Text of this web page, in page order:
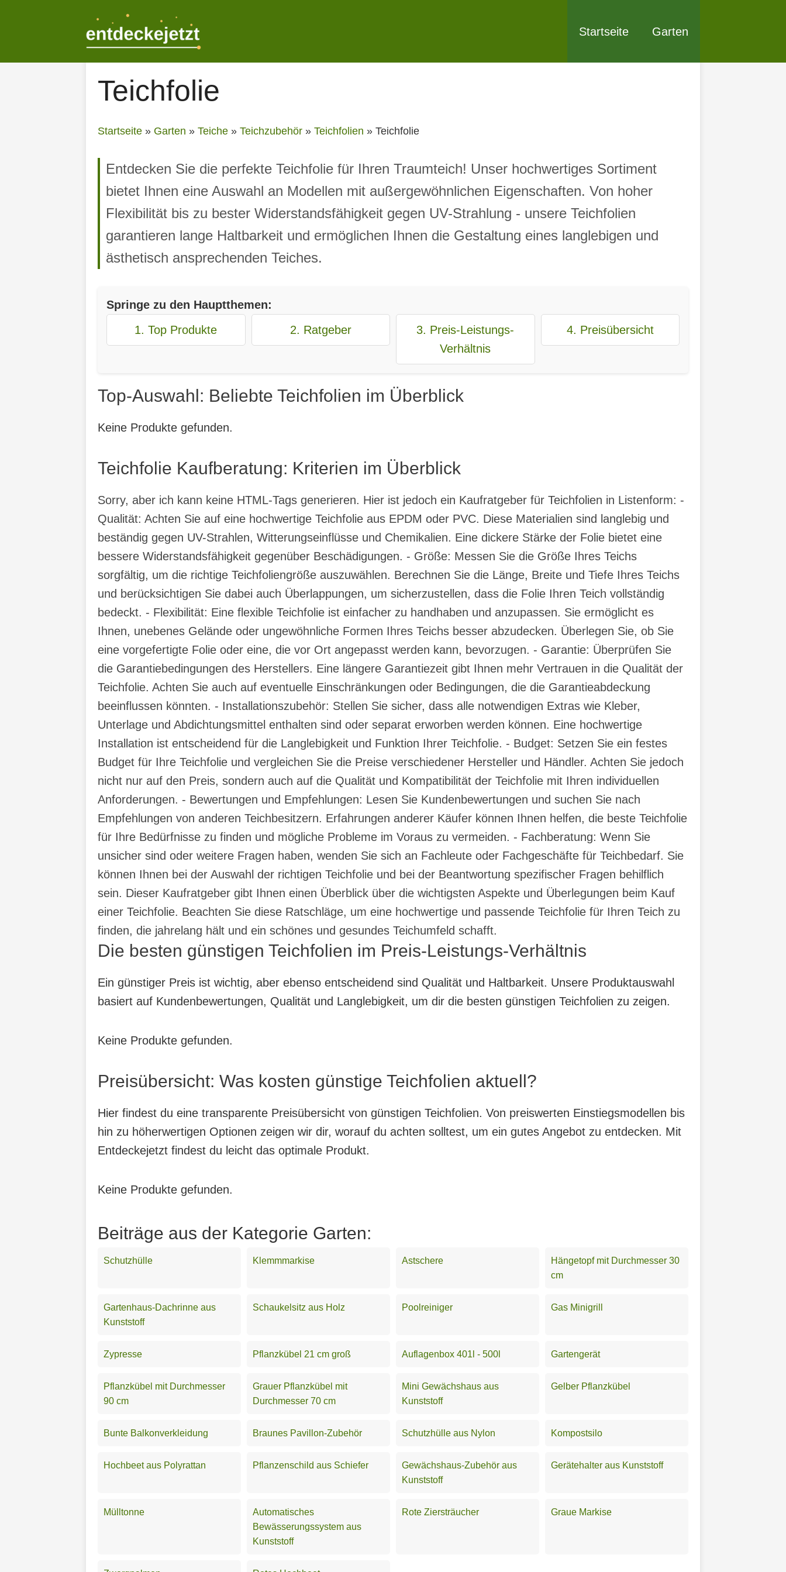
Startseite Garten
Teichfolie
Startseite » Garten » Teiche » Teichzubehör » Teichfolien » Teichfolie
Entdecken Sie die perfekte Teichfolie für Ihren Traumteich! Unser hochwertiges Sortiment
bietet Ihnen eine Auswahl an Modellen mit außergewöhnlichen Eigenschaften. Von hoher
Flexibilität bis zu bester Widerstandsfähigkeit gegen UV-Strahlung - unsere Teichfolien
garantieren lange Haltbarkeit und ermöglichen Ihnen die Gestaltung eines langlebigen und
ästhetisch ansprechenden Teiches.
Springe zu den Hauptthemen:
1. Top Produkte
2. Ratgeber
3. Preis-Leistungs-
Verhältnis
4. Preisübersicht
Top-Auswahl: Beliebte Teichfolien im Überblick
Keine Produkte gefunden.
Teichfolie Kaufberatung: Kriterien im Überblick
Sorry, aber ich kann keine HTML-Tags generieren. Hier ist jedoch ein Kaufratgeber für Teichfolien in Listenform: -
Qualität: Achten Sie auf eine hochwertige Teichfolie aus EPDM oder PVC. Diese Materialien sind langlebig und
beständig gegen UV-Strahlen, Witterungseinflüsse und Chemikalien. Eine dickere Stärke der Folie bietet eine
bessere Widerstandsfähigkeit gegenüber Beschädigungen. - Größe: Messen Sie die Größe Ihres Teichs
sorgfältig, um die richtige Teichfoliengröße auszuwählen. Berechnen Sie die Länge, Breite und Tiefe Ihres Teichs
und berücksichtigen Sie dabei auch Überlappungen, um sicherzustellen, dass die Folie Ihren Teich vollständig
bedeckt. - Flexibilität: Eine flexible Teichfolie ist einfacher zu handhaben und anzupassen. Sie ermöglicht es
Ihnen, unebenes Gelände oder ungewöhnliche Formen Ihres Teichs besser abzudecken. Überlegen Sie, ob Sie
eine vorgefertigte Folie oder eine, die vor Ort angepasst werden kann, bevorzugen. - Garantie: Überprüfen Sie
die Garantiebedingungen des Herstellers. Eine längere Garantiezeit gibt Ihnen mehr Vertrauen in die Qualität der
Teichfolie. Achten Sie auch auf eventuelle Einschränkungen oder Bedingungen, die die Garantieabdeckung
beeinflussen könnten. - Installationszubehör: Stellen Sie sicher, dass alle notwendigen Extras wie Kleber,
Unterlage und Abdichtungsmittel enthalten sind oder separat erworben werden können. Eine hochwertige
Installation ist entscheidend für die Langlebigkeit und Funktion Ihrer Teichfolie. - Budget: Setzen Sie ein festes
Budget für Ihre Teichfolie und vergleichen Sie die Preise verschiedener Hersteller und Händler. Achten Sie jedoch
nicht nur auf den Preis, sondern auch auf die Qualität und Kompatibilität der Teichfolie mit Ihren individuellen
Anforderungen. - Bewertungen und Empfehlungen: Lesen Sie Kundenbewertungen und suchen Sie nach
Empfehlungen von anderen Teichbesitzern. Erfahrungen anderer Käufer können Ihnen helfen, die beste Teichfolie
für Ihre Bedürfnisse zu finden und mögliche Probleme im Voraus zu vermeiden. - Fachberatung: Wenn Sie
unsicher sind oder weitere Fragen haben, wenden Sie sich an Fachleute oder Fachgeschäfte für Teichbedarf. Sie
können Ihnen bei der Auswahl der richtigen Teichfolie und bei der Beantwortung spezifischer Fragen behilflich
sein. Dieser Kaufratgeber gibt Ihnen einen Überblick über die wichtigsten Aspekte und Überlegungen beim Kauf
einer Teichfolie. Beachten Sie diese Ratschläge, um eine hochwertige und passende Teichfolie für Ihren Teich zu
finden, die jahrelang hält und ein schönes und gesundes Teichumfeld schafft.
Die besten günstigen Teichfolien im Preis-Leistungs-Verhältnis
Ein günstiger Preis ist wichtig, aber ebenso entscheidend sind Qualität und Haltbarkeit. Unsere Produktauswahl
basiert auf Kundenbewertungen, Qualität und Langlebigkeit, um dir die besten günstigen Teichfolien zu zeigen.
Keine Produkte gefunden.
Preisübersicht: Was kosten günstige Teichfolien aktuell?
Hier findest du eine transparente Preisübersicht von günstigen Teichfolien. Von preiswerten Einstiegsmodellen bis
hin zu höherwertigen Optionen zeigen wir dir, worauf du achten solltest, um ein gutes Angebot zu entdecken. Mit
Entdeckejetzt findest du leicht das optimale Produkt.
Keine Produkte gefunden.
Beiträge aus der Kategorie Garten:
Schutzhülle Klemmmarkise Astschere
Hängetopf mit Durchmesser 30
cm
Gartenhaus-Dachrinne aus
Kunststoff
Schaukelsitz aus Holz Poolreiniger Gas Minigrill
Zypresse Pflanzkübel 21 cm groß Auflagenbox 401l - 500l Gartengerät
Pflanzkübel mit Durchmesser
90 cm
Grauer Pflanzkübel mit
Durchmesser 70 cm
Mini Gewächshaus aus
Kunststoff
Gelber Pflanzkübel
Bunte Balkonverkleidung Braunes Pavillon-Zubehör Schutzhülle aus Nylon Kompostsilo
Hochbeet aus Polyrattan Pflanzenschild aus Schiefer
Gewächshaus-Zubehör aus
Kunststoff
Gerätehalter aus Kunststoff
Mülltonne
Automatisches
Bewässerungssystem aus
Kunststoff
Rote Ziersträucher Graue Markise